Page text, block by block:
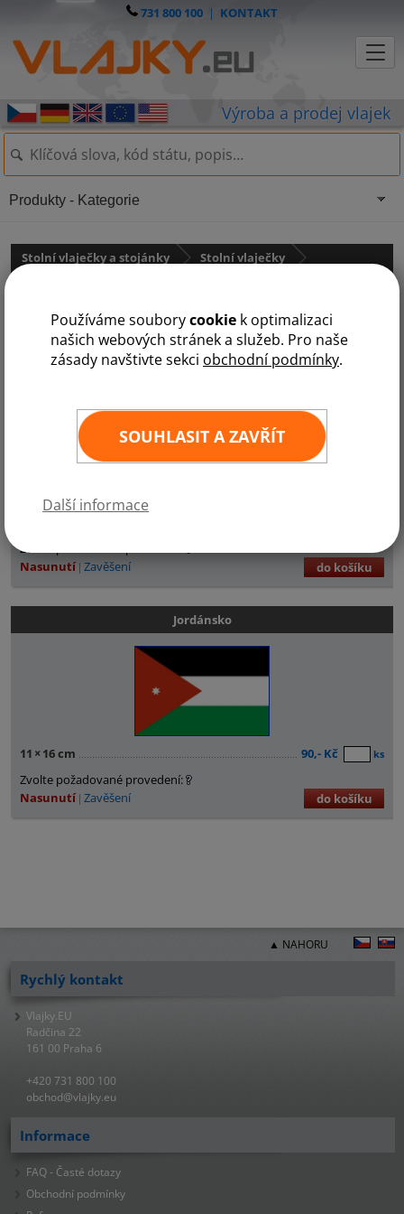
Používáme souborycookie k optimalizaci
našich webových stránek a služeb. Pro naše
zásady navštivte sekci obchodní podmínky.
SOUHLASIT A ZAVŘÍT
Další informace
731 800 100 | KONTAKT
Stolní vlaječky a stojánky
Stolní vlaječky
A B Č F G I J K L M N O P S T U
Zvolte požadované provedení:
Nasunutí Zavěšení do košíku
Jordánsko
11 × 16 cm 90,- Kč ks
Zvolte požadované provedení:
Nasunutí Zavěšení do košíku
Produkty - Kategorie
▲ NAHORU
Rychlý kontakt
Vlajky.EU
Radčina 22
161 00 Praha 6
+420 731 800 100
obchod@vlajky.eu
Informace
FAQ - Časté dotazy
Obchodní podmínky